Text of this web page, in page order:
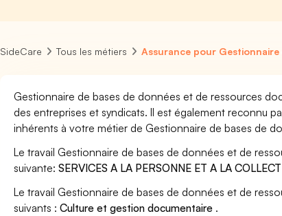
SideCare Tous les métiers Assurance pour
Gestionnaire de bases de données et de ressources
des entreprises et syndicats. Il est également reconnu
inhérents à votre métier de Gestionnaire de bases de
Le travail Gestionnaire de bases de données et de
suivante:SERVICES A LA PERSONNE ET A LA
Le travail Gestionnaire de bases de données et de
suivants :Culture et gestion documentaire .